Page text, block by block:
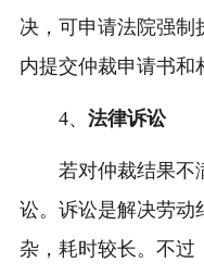
决，可申请法院强制
内提交仲裁申请书和
4、 法律诉讼
若对仲裁结果不
讼。诉讼是解决劳动
杂，耗时较长。不过